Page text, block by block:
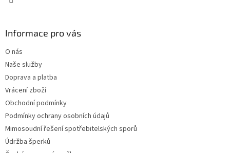
Informace pro vás
O nás
Naše služby
Doprava a platba
Vrácení zboží
Obchodní podmínky
Podmínky ochrany osobních údajů
Mimosoudní řešení spotřebitelských sporů
Údržba šperků